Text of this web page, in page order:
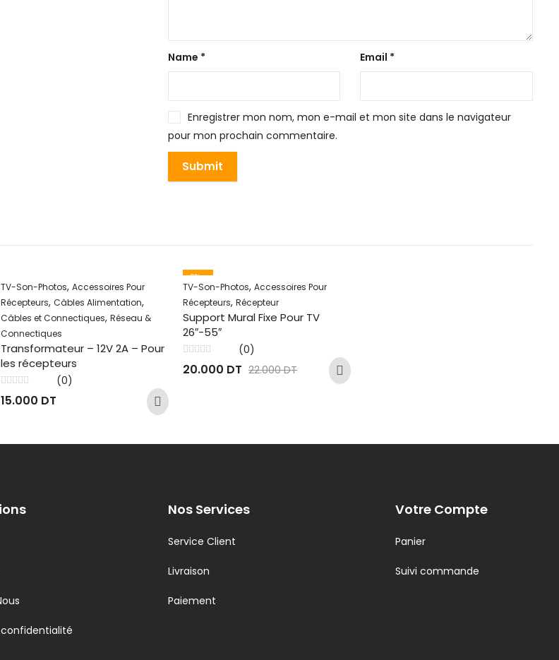
Name * Email *
Enregistrer mon nom, mon e-mail et mon site dans le navigateur
pour mon prochain commentaire.
TV-Son-Photos, Accessoires Pour
Récepteurs, Câbles Alimentation,
Câbles et Connectiques, Réseau &
Connectiques
Transformateur – 12V 2A – Pour
les récepteurs
0
(0)
15.000 DT
9% -
TV-Son-Photos,Accessoires Pour
Récepteurs,Récepteur
Support Mural Fixe Pour TV
26″-55″
0
(0)
20.000 DT 22.000DT
Nos Services
Service Client
Livraison
Paiement
Votre Compte
Panier
Suivi commande